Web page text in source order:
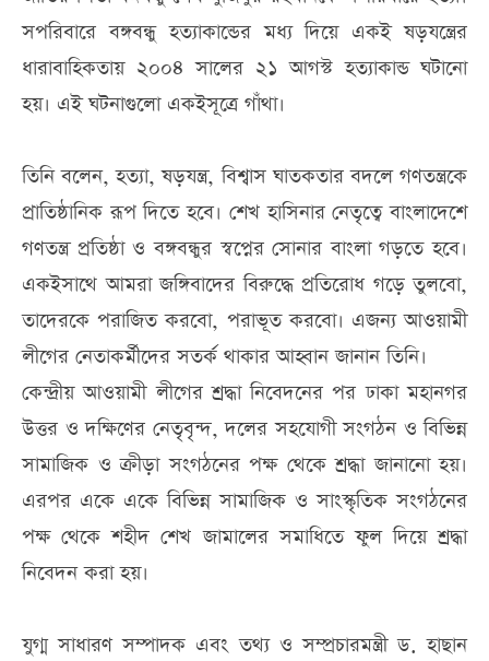
সপরিবারে বঙ্গবন্ধু হত্যাকান্ডের মধ্য দিয়ে একই ষড়যন্ত্রের
ধারাবাহিকতায় ২০০৪ সালের ২১ আগস্ট হত্যাকান্ড ঘটানো
হয়। এই ঘটনাগুলো একইসূত্রে গাঁথা।
তিনি বলেন, হত্যা, ষড়যন্ত্র, বিশ্বাস ঘাতকতার বদলে গণতন্ত্রকে
প্রাতিষ্ঠানিক রূপ দিতে হবে। শেখ হাসিনার নেতৃত্বে বাংলাদেশে
গণতন্ত্র প্রতিষ্ঠা ও বঙ্গবন্ধুর স্বপ্নের সোনার বাংলা গড়তে হবে।
একইসাথে আমরা জঙ্গিবাদের বিরুদ্ধে প্রতিরোধ গড়ে তুলবো,
তাদেরকে পরাজিত করবো, পরাভূত করবো। এজন্য আওয়ামী
লীগের নেতাকর্মীদের সতর্ক থাকার আহ্বান জানান তিনি।
কেন্দ্রীয় আওয়ামী লীগের শ্রদ্ধা নিবেদনের পর ঢাকা মহানগর
উত্তর ও দক্ষিণের নেতৃবৃন্দ, দলের সহযোগী সংগঠন ও বিভিন্ন
সামাজিক ও ক্রীড়া সংগঠনের পক্ষ থেকে শ্রদ্ধা জানানো হয়।
এরপর একে একে বিভিন্ন সামাজিক ও সাংস্কৃতিক সংগঠনের
পক্ষ থেকে শহীদ শেখ জামালের সমাধিতে ফুল দিয়ে শ্রদ্ধা
নিবেদন করা হয়।
যুগ্ম সাধারণ সম্পাদক এবং তথ্য ও সম্প্রচারমন্ত্রী ড. হাছান